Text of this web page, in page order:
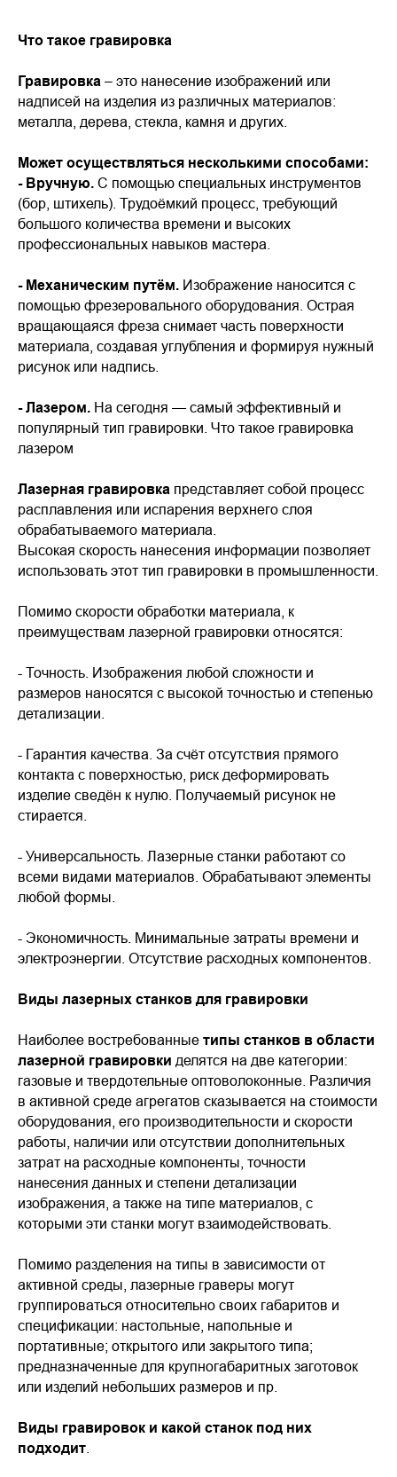
Что такое гравировка
Гравировка – это нанесение изображений или
надписей на изделия из различных материалов:
металла, дерева, стекла, камня и других.
Может осуществляться несколькими способами:
- Вручную. С помощью специальных инструментов
(бор, штихель). Трудоёмкий процесс, требующий
большого количества времени и высоких
профессиональных навыков мастера.
- Механическим путём. Изображение наносится с
помощью фрезеровального оборудования. Острая
вращающаяся фреза снимает часть поверхности
материала, создавая углубления и формируя нужный
рисунок или надпись.
- Лазером. На сегодня — самый эффективный и
популярный тип гравировки. Что такое гравировка
лазером
Лазерная гравировка представляет собой процесс
расплавления или испарения верхнего слоя
обрабатываемого материала.
Высокая скорость нанесения информации позволяет
использовать этот тип гравировки в промышленности.
Помимо скорости обработки материала, к
преимуществам лазерной гравировки относятся:
- Точность. Изображения любой сложности и
размеров наносятся с высокой точностью и степенью
детализации.
- Гарантия качества. За счёт отсутствия прямого
контакта с поверхностью, риск деформировать
изделие сведён к нулю. Получаемый рисунок не
стирается.
- Универсальность. Лазерные станки работают со
всеми видами материалов. Обрабатывают элементы
любой формы.
- Экономичность. Минимальные затраты времени и
электроэнергии. Отсутствие расходных компонентов.
Виды лазерных станков для гравировки
Наиболее востребованные типы станков в области
лазерной гравировки делятся на две категории:
газовые и твердотельные оптоволоконные. Различия
в активной среде агрегатов сказывается на стоимости
оборудования, его производительности и скорости
работы, наличии или отсутствии дополнительных
затрат на расходные компоненты, точности
нанесения данных и степени детализации
изображения, а также на типе материалов, с
которыми эти станки могут взаимодействовать.
Помимо разделения на типы в зависимости от
активной среды, лазерные граверы могут
группироваться относительно своих габаритов и
спецификации: настольные, напольные и
портативные; открытого или закрытого типа;
предназначенные для крупногабаритных заготовок
или изделий небольших размеров и пр.
Виды гравировок и какой станок под них
подходит